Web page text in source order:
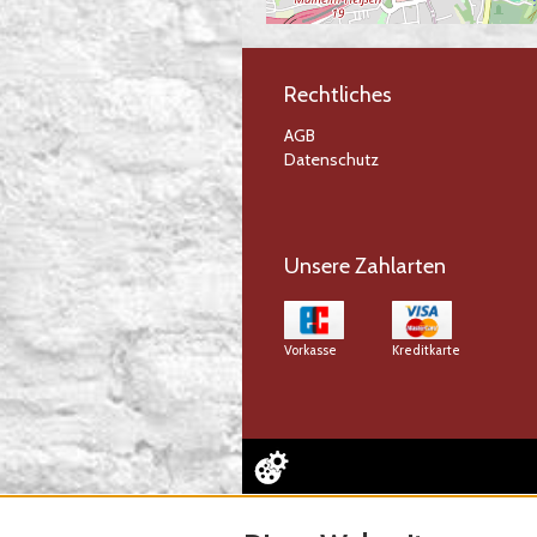
Rechtliches
AGB
Datenschutz
Unsere Zahlarten
Vorkasse Kreditkarte